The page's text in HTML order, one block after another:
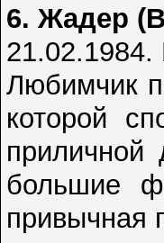
6. Жадер
Любимчик
которой
приличной
большие
привычная